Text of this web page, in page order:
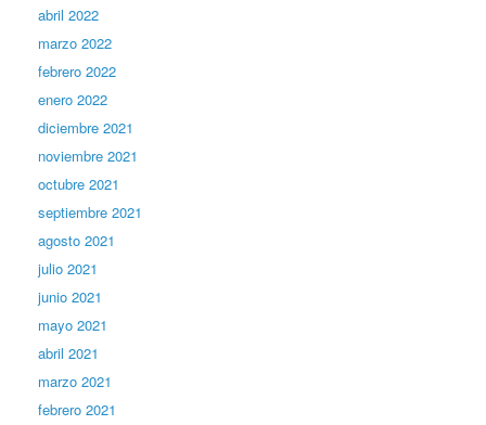
abril 2022
marzo 2022
febrero 2022
enero 2022
diciembre 2021
noviembre 2021
octubre 2021
septiembre 2021
agosto 2021
julio 2021
junio 2021
mayo 2021
abril 2021
marzo 2021
febrero 2021